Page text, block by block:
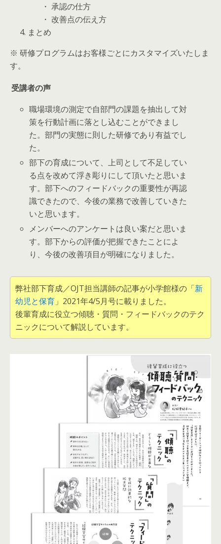
・ 承認の仕方
・ 改善点の伝え方
4. まとめ
※ 研修プログラムはお客様ごとにカスタマイズいたしま
す。
受講者の声
職場環境の測定で自部門の課題を抽出して対
策を行動計画に落とし込むことができまし
た。部門の実態に則した研修であり有益でし
た。
部下の育成について、上司として不足してい
る点を改めて浮き彫りにして頂いたと思いま
す。部下へのフィードバックの重要性が再認
識できたので、今後の業務で改善していきた
いと思います。
メンバーへのアンケートは良い案だと思いま
す。部下からの評価が把握できたことによ
り、今後の改善項目が明確になりました。
弊社部下育成／OJT担当講師の記事が小学館様の「新
幼児と保育 」2021年4/5月号に載りました。
後輩育成に役立つ傾聴・質問・フィードバックのテク
ニックについて解説しています。